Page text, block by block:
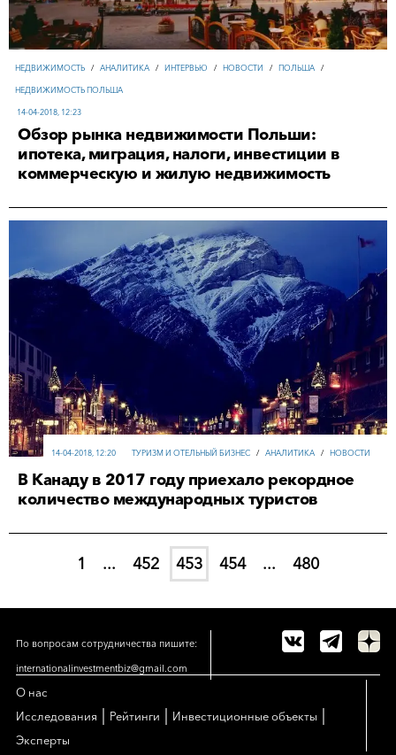
НЕДВИЖИМОСТЬ / АНАЛИТИКА / ИНТЕРВЬЮ / НОВОСТИ / ПОЛЬША /
НЕДВИЖИМОСТЬ ПОЛЬША
14-04-2018, 12:23
Обзор рынка недвижимости Польши:
ипотека, миграция, налоги, инвестиции в
коммерческую и жилую недвижимость
ТУРИЗМ И ОТЕЛЬНЫЙ БИЗНЕС / АНАЛИТИКА / НОВОСТИ
14-04-2018, 12:20
В Канаду в 2017 году приехало рекордное
количество международных туристов
1 ... 452 453 454 ... 480
По вопросам сотрудничества пишите:
internationalinvestmentbiz@gmail.com
О нас
Исследования
Рейтинги Инвестиционные объекты
Эксперты